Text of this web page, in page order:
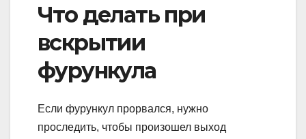
Что делать при
вскрытии
фурункула
Если фурункул прорвался, нужно
проследить, чтобы произошел выход